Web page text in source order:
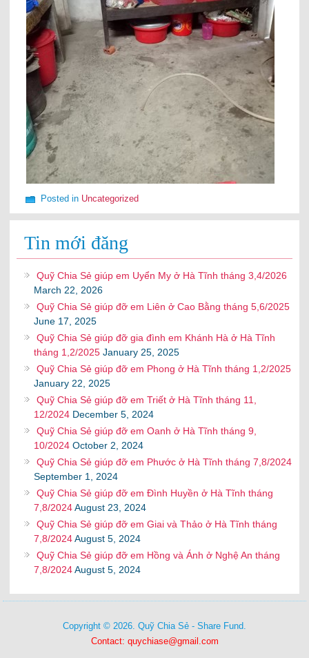
Posted in Uncategorized
Tin mới đăng
Quỹ Chia Sẻ giúp em Uyển My ở Hà Tĩnh tháng 3,4/2026
March 22, 2026
Quỹ Chia Sẻ giúp đỡ em Liên ở Cao Bằng tháng 5,6/2025
June 17, 2025
Quỹ Chia Sẻ giúp đỡ gia đình em Khánh Hà ở Hà Tĩnh
tháng 1,2/2025 January 25, 2025
Quỹ Chia Sẻ giúp đỡ em Phong ở Hà Tĩnh tháng 1,2/2025
January 22, 2025
Quỹ Chia Sẻ giúp đỡ em Triết ở Hà Tĩnh tháng 11,
12/2024 December 5, 2024
Quỹ Chia Sẻ giúp đỡ em Oanh ở Hà Tĩnh tháng 9,
10/2024 October 2, 2024
Quỹ Chia Sẻ giúp đỡ em Phước ở Hà Tĩnh tháng 7,8/2024
September 1, 2024
Quỹ Chia Sẻ giúp đỡ em Đình Huyền ở Hà Tĩnh tháng
7,8/2024 August 23, 2024
Quỹ Chia Sẻ giúp đỡ em Giai và Thảo ở Hà Tĩnh tháng
7,8/2024 August 5, 2024
Quỹ Chia Sẻ giúp đỡ em Hồng và Ánh ở Nghệ An tháng
7,8/2024 August 5, 2024
Copyright © 2026. Quỹ Chia Sẻ - Share Fund.
Contact: quychiase@gmail.com